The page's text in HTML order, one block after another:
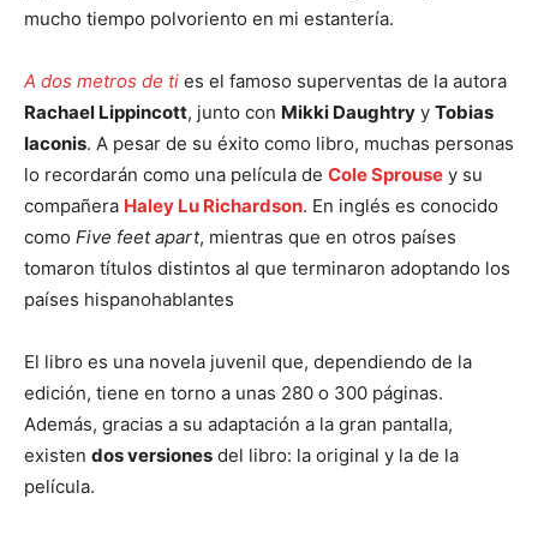
mucho tiempo polvoriento en mi estantería.
A dos metros de ti es el famoso superventas de la autora
Rachael Lippincott, junto con Mikki Daughtry y Tobias
Iaconis. A pesar de su éxito como libro, muchas personas
lo recordarán como una película de Cole Sprouse y su
compañera Haley Lu Richardson. En inglés es conocido
como Five feet apart, mientras que en otros países
tomaron títulos distintos al que terminaron adoptando los
países hispanohablantes
El libro es una novela juvenil que, dependiendo de la
edición, tiene en torno a unas 280 o 300 páginas.
Además, gracias a su adaptación a la gran pantalla,
existen dos versiones del libro: la original y la de la
película.